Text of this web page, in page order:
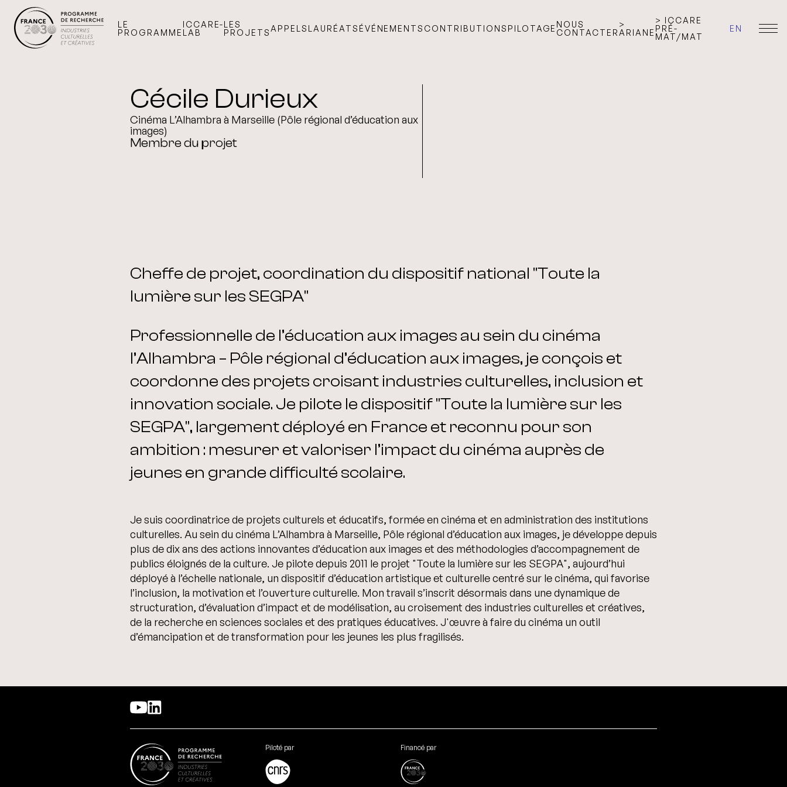
LE
PROGRAMME
ICCARE-
LAB
LES
PROJETSAPPELS LAURÉATS ÉVÉNEMENTS CONTRIBUTIONS PILOTAGE NOUS
CONTACTER
>
ARIANE
> ICCARE
PRÉ-
MAT/MAT
EN
Cécile Durieux
Cinéma L’Alhambra à Marseille (Pôle régional d’éducation aux
images)
Membre du projet
Cheffe de projet, coordination du dispositif national "Toute la
lumière sur les SEGPA"
Professionnelle de l’éducation aux images au sein du cinéma
l’Alhambra – Pôle régional d’éducation aux images, je conçois et
coordonne des projets croisant industries culturelles, inclusion et
innovation sociale. Je pilote le dispositif "Toute la lumière sur les
SEGPA", largement déployé en France et reconnu pour son
ambition : mesurer et valoriser l’impact du cinéma auprès de
jeunes en grande difficulté scolaire.
Je suis coordinatrice de projets culturels et éducatifs, formée en cinéma et en administration des institutions
culturelles. Au sein du cinéma L’Alhambra à Marseille, Pôle régional d’éducation aux images, je développe depuis
plus de dix ans des actions innovantes d’éducation aux images et des méthodologies d’accompagnement de
publics éloignés de la culture. Je pilote depuis 2011 le projet "Toute la lumière sur les SEGPA", aujourd’hui
déployé à l’échelle nationale, un dispositif d’éducation artistique et culturelle centré sur le cinéma, qui favorise
l’inclusion, la motivation et l’ouverture culturelle. Mon travail s’inscrit désormais dans une dynamique de
structuration, d’évaluation d’impact et de modélisation, au croisement des industries culturelles et créatives,
de la recherche en sciences sociales et des pratiques éducatives. J'œuvre à faire du cinéma un outil
d’émancipation et de transformation pour les jeunes les plus fragilisés.
Piloté par Financé par